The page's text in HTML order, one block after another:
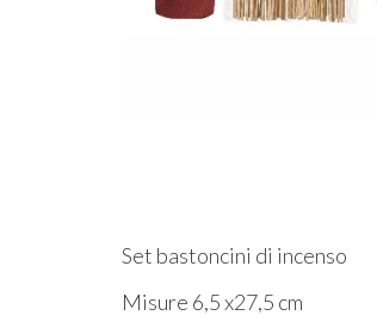
Set bastoncini di incenso
Misure 6,5 x27,5 cm